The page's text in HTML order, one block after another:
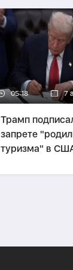
05:18 7
Трамп
запрете
туризма" в